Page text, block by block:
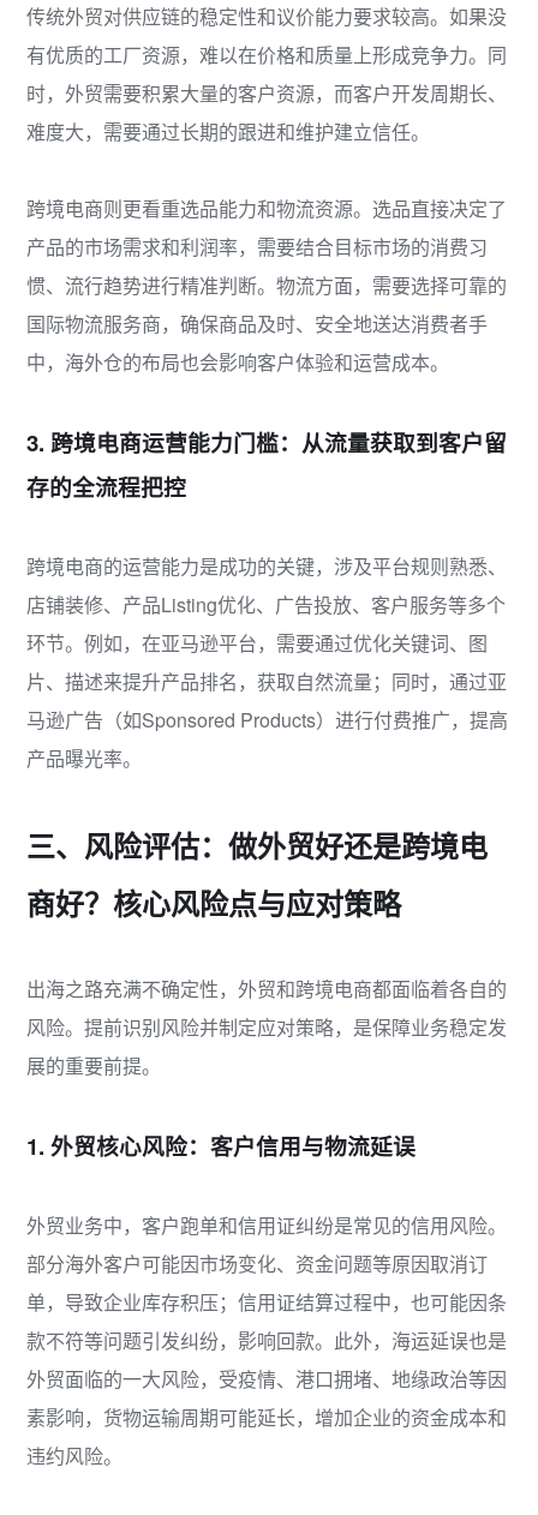
传统外贸对供应链的稳定性和议价能力要求较高。如果没
有优质的工厂资源，难以在价格和质量上形成竞争力。同
时，外贸需要积累大量的客户资源，而客户开发周期长、
难度大，需要通过长期的跟进和维护建立信任。
跨境电商则更看重选品能力和物流资源。选品直接决定了
产品的市场需求和利润率，需要结合目标市场的消费习
惯、流行趋势进行精准判断。物流方面，需要选择可靠的
国际物流服务商，确保商品及时、安全地送达消费者手
中，海外仓的布局也会影响客户体验和运营成本。
3. 跨境电商运营能力门槛：从流量获取到客户留
存的全流程把控
跨境电商的运营能力是成功的关键，涉及平台规则熟悉、
店铺装修、产品Listing优化、广告投放、客户服务等多个
环节。例如，在亚马逊平台，需要通过优化关键词、图
片、描述来提升产品排名，获取自然流量；同时，通过亚
马逊广告（如Sponsored Products）进行付费推广，提高
产品曝光率。
三、风险评估：做外贸好还是跨境电
商好？核心风险点与应对策略
出海之路充满不确定性，外贸和跨境电商都面临着各自的
风险。提前识别风险并制定应对策略，是保障业务稳定发
展的重要前提。
1. 外贸核心风险：客户信用与物流延误
外贸业务中，客户跑单和信用证纠纷是常见的信用风险。
部分海外客户可能因市场变化、资金问题等原因取消订
单，导致企业库存积压；信用证结算过程中，也可能因条
款不符等问题引发纠纷，影响回款。此外，海运延误也是
外贸面临的一大风险，受疫情、港口拥堵、地缘政治等因
素影响，货物运输周期可能延长，增加企业的资金成本和
违约风险。